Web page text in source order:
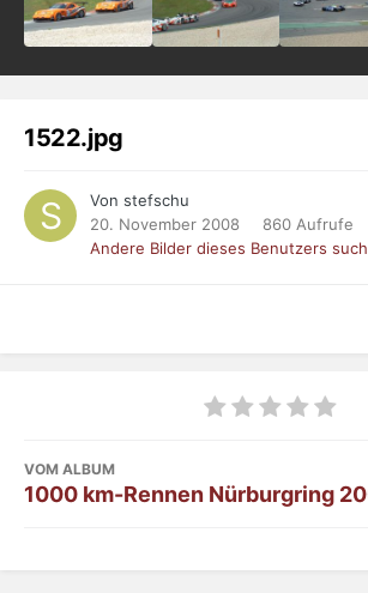
1522.jpg
Von stefschu
20. November 2008
860 Aufrufe
Andere Bilder dieses Benutzers
VOM ALBUM
1000 km-Rennen Nürburgring